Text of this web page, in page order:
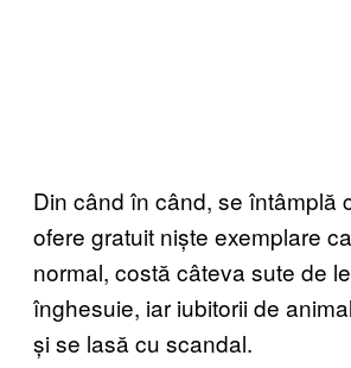
Din când în când, se întâmplă
ofere gratuit niște exemplare
normal, costă câteva sute de
înghesuie, iar iubitorii de
și se lasă cu scandal.